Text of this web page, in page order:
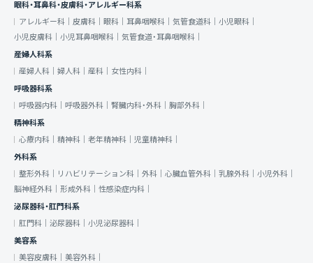
眼科・耳鼻科・皮膚科・アレルギー科系
アレルギー科｜ 皮膚科｜ 眼科｜ 耳鼻咽喉科｜ 気管食道科｜ 小児眼科｜
小児皮膚科｜ 小児耳鼻咽喉科｜ 気管食道・耳鼻咽喉科｜
産婦人科系
産婦人科｜ 婦人科｜ 産科｜ 女性内科｜
呼吸器科系
呼吸器内科｜ 呼吸器外科｜ 腎臓内科・外科｜ 胸部外科｜
精神科系
心療内科｜ 精神科｜ 老年精神科｜ 児童精神科｜
外科系
整形外科｜
リハビリテーション科｜ 外科｜ 心臓血管外科｜ 乳腺外科｜ 小児外科｜
脳神経外科｜ 形成外科｜ 性感染症内科｜
泌尿器科・肛門科系
肛門科｜ 泌尿器科｜ 小児泌尿器科｜
美容系
美容皮膚科｜ 美容外科｜